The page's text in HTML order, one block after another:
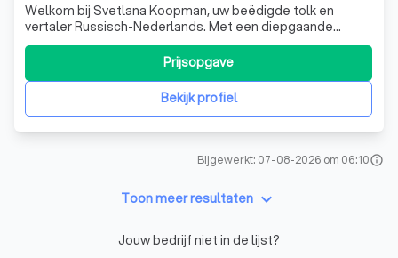
Welkom bij Svetlana Koopman, uw beëdigde tolk en
vertaler Russisch-Nederlands. Met een diepgaande
kennis van beide talen en een passie voor communicatie,
bied ik een breed scala aan tolk- en vertaaldiensten aan.
Of u nu juridische assistentie nodig heeft bij een bezoek
aan een notaris, advocaat of r
Bekijk profiel
Prijsopgave
Bijgewerkt: 07-08-2026 om 06:10info
Toon meer resultaten keyboard_arrow_down
Jouw bedrijf niet in de lijst?